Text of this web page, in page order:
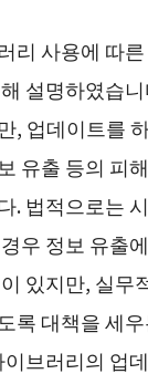
리 사용에 따
설명하였습
, 업데이트를
유출 등의 피
. 법적으로는
우 정보 유출
있지만, 실무
록 대책을 세
브러리의 업